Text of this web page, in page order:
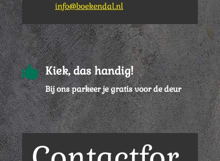
info@boekendal.nl
 Kiek, das handig!
Bij ons parkeer je gratis voor de deur